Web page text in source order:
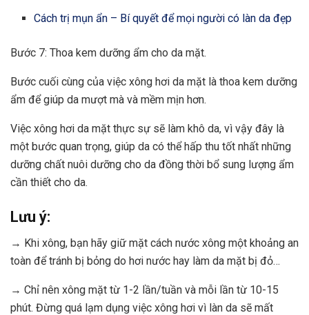
Cách trị mụn ẩn – Bí quyết để mọi người có làn da đẹp
Bước 7: Thoa kem dưỡng ẩm cho da mặt.
Bước cuối cùng của việc xông hơi da mặt là thoa kem dưỡng
ẩm để giúp da mượt mà và mềm mịn hơn.
Việc xông hơi da mặt thực sự sẽ làm khô da, vì vậy đây là
một bước quan trọng, giúp da có thể hấp thu tốt nhất những
dưỡng chất nuôi dưỡng cho da đồng thời bổ sung lượng ẩm
cần thiết cho da.
Lưu ý:
→ Khi xông, bạn hãy giữ mặt cách nước xông một khoảng an
toàn để tránh bị bỏng do hơi nước hay làm da mặt bị đỏ…
→ Chỉ nên xông mặt từ 1-2 lần/tuần và mỗi lần từ 10-15
phút. Đừng quá lạm dụng việc xông hơi vì làn da sẽ mất